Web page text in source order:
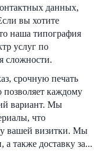
данных,
вы хотите
наша типография
услуг по
сложности.
срочную печать
позволяет каждому
вариант. Мы
что
вашей визитки. Мы
а также доставку за...